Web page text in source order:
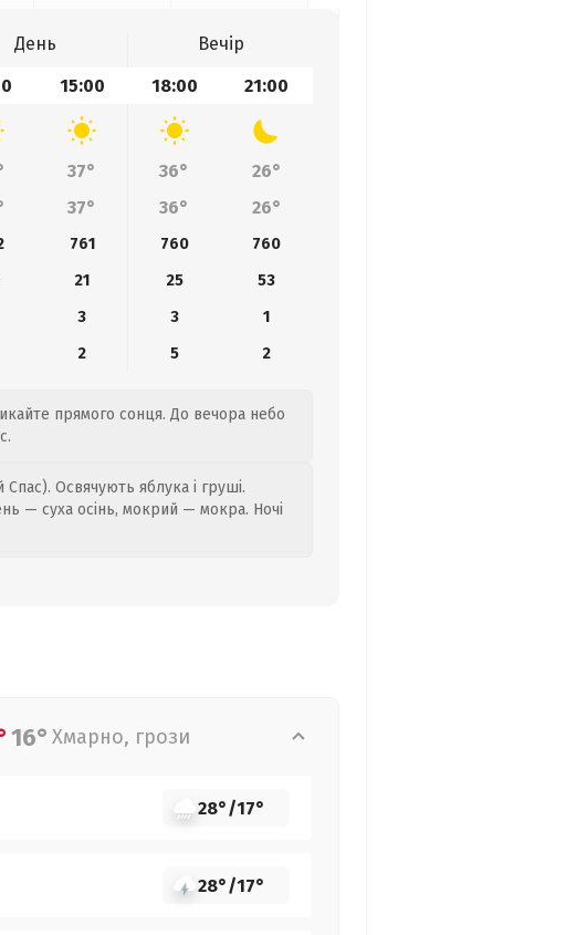
День
Вечір
15:00 18:00 21:00
37° 36°
26°
37° 36° 26°
761 760
760
21 25
53
3 3
1
2 5 2
прямого сонця. До вечора небо
Освячують яблука і груші.
— суха осінь, мокрий — мокра. Ночі
16° Хмарно, грози
28°/17°
28°/17°